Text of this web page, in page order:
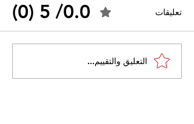
القضاء الإداري يقضي بحل
نقابة "كنابست"
تعليقات 0.0/ 5 (0)
التعليق والتقييم...